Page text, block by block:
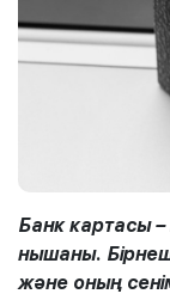
Банк картасы
нышаны.
және оның